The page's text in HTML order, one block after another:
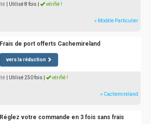
| Utilisé 8 fois vérifié !
» Modèle Particulier
Frais de port offerts Cachemireland
vers la réduction
| Utilisé 250 fois vérifié !
» Cachemireland
Réglez votre commande en 3 fois sans frais